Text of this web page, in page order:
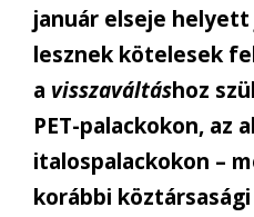
január elseje
lesznek kötelesek
a visszaváltáshoz
PET-palackokon, az
italospalackokon –
korábbi